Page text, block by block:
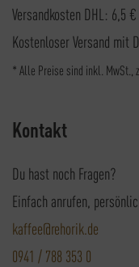
Versandkosten DHL: 6,5 €
Kostenloser Versand mit
* Alle Preise sind inkl. MwSt.,
Kontakt
Du hast noch Fragen?
Einfach anrufen,
kaffee@rehorik.de
0941 / 788 353 0